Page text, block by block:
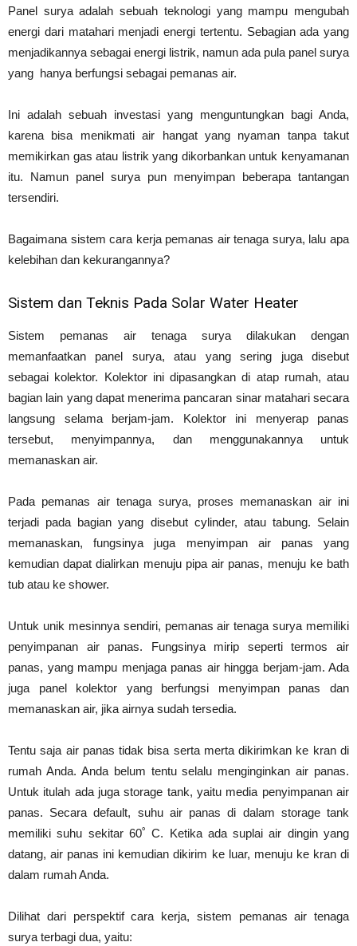
Panel surya adalah sebuah teknologi yang mampu mengubah
energi dari matahari menjadi energi tertentu. Sebagian ada yang
menjadikannya sebagai energi listrik, namun ada pula panel surya
yang hanya berfungsi sebagai pemanas air.
Ini adalah sebuah investasi yang menguntungkan bagi Anda,
karena bisa menikmati air hangat yang nyaman tanpa takut
memikirkan gas atau listrik yang dikorbankan untuk kenyamanan
itu. Namun panel surya pun menyimpan beberapa tantangan
tersendiri.
Bagaimana sistem cara kerja pemanas air tenaga surya, lalu apa
kelebihan dan kekurangannya?
Sistem dan Teknis Pada Solar Water Heater
Sistem pemanas air tenaga surya dilakukan dengan
memanfaatkan panel surya, atau yang sering juga disebut
sebagai kolektor. Kolektor ini dipasangkan di atap rumah, atau
bagian lain yang dapat menerima pancaran sinar matahari secara
langsung selama berjam-jam. Kolektor ini menyerap panas
tersebut, menyimpannya, dan menggunakannya untuk
memanaskan air.
Pada pemanas air tenaga surya, proses memanaskan air ini
terjadi pada bagian yang disebut cylinder, atau tabung. Selain
memanaskan, fungsinya juga menyimpan air panas yang
kemudian dapat dialirkan menuju pipa air panas, menuju ke bath
tub atau ke shower.
Untuk unik mesinnya sendiri, pemanas air tenaga surya memiliki
penyimpanan air panas. Fungsinya mirip seperti termos air
panas, yang mampu menjaga panas air hingga berjam-jam. Ada
juga panel kolektor yang berfungsi menyimpan panas dan
memanaskan air, jika airnya sudah tersedia.
Tentu saja air panas tidak bisa serta merta dikirimkan ke kran di
rumah Anda. Anda belum tentu selalu menginginkan air panas.
Untuk itulah ada juga storage tank, yaitu media penyimpanan air
panas. Secara default, suhu air panas di dalam storage tank
memiliki suhu sekitar 60˚ C. Ketika ada suplai air dingin yang
datang, air panas ini kemudian dikirim ke luar, menuju ke kran di
dalam rumah Anda.
Dilihat dari perspektif cara kerja, sistem pemanas air tenaga
surya terbagi dua, yaitu: